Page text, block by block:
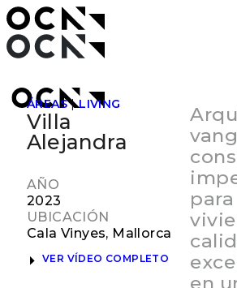
ÁREAS|LIVING
Villa
Alejandra
AÑO
2023
UBICACIÓN
Cala Vinyes, Mallorca
VER VÍDEO COMPLETO
en